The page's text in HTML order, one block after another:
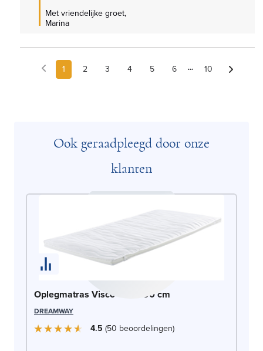
Met vriendelijke groet,
Marina
1 2 3 4 5 6 10
Ook geraadpleegd door onze
klanten
Oplegmatras Visco - 90x190 cm
DREAMWAY
4.5 50 beoordelingen